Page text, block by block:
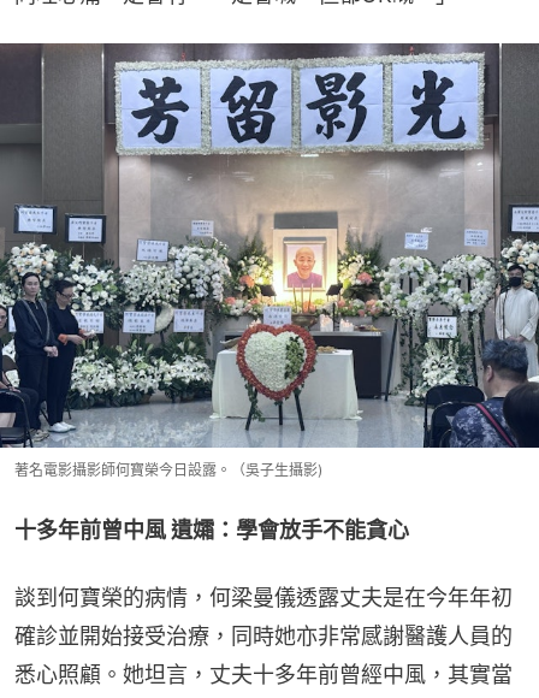
著名電影攝影師何寶榮今日設露。（吳子生攝影)
十多年前曾中風 遺孀：學會放手不能貪心
談到何寶榮的病情，何梁曼儀透露丈夫是在今年年初
確診並開始接受治療，同時她亦非常感謝醫護人員的
悉心照顧。她坦言，丈夫十多年前曾經中風，其實當